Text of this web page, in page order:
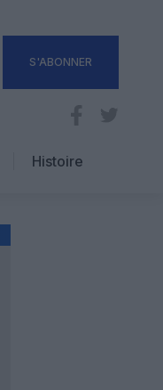
S'ABONNER
Histoire